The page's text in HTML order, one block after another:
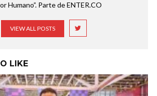
Humano”. Parte de ENTER.CO
VIEW ALL POSTS
LIKE